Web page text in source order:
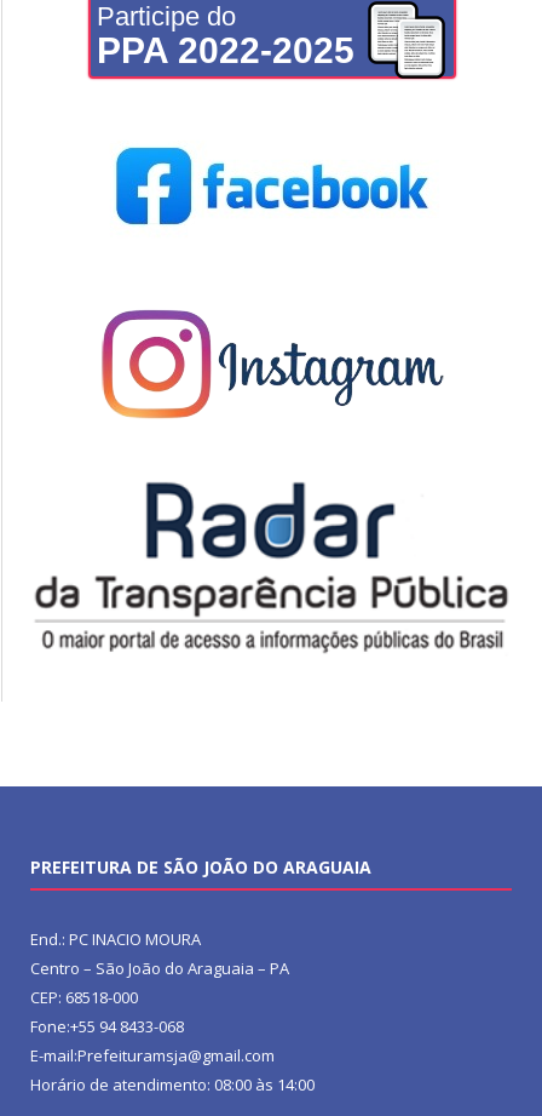
Participe do
PPA 2022-2025
PREFEITURA DE SÃO JOÃO DO ARAGUAIA
End.: PC INACIO MOURA
Centro – São João do Araguaia – PA
CEP: 68518-000
Fone:+55 94 8433-068
E-mail:Prefeituramsja@gmail.com
Horário de atendimento: 08:00 às 14:00